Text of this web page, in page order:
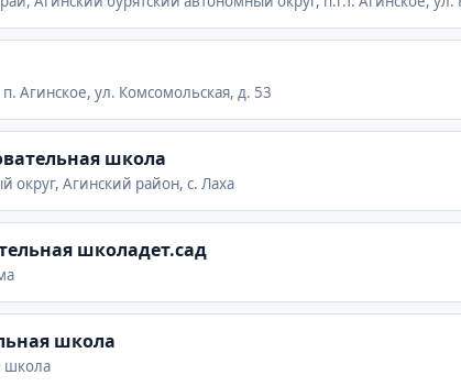
Агинское, ул. Комсомольская, д. 53
школа
округ, Агинский район, с. Лаха
школадет.сад
школа
школа